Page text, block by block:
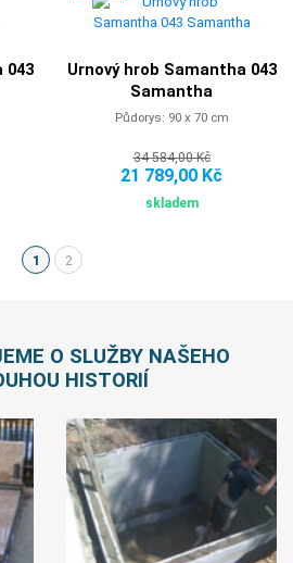
043
Urnový hrob Samantha 043
Samantha
Půdorys: 90 x 70 cm
34 584,00 Kč
21 789,00 Kč
skladem
1(aktuální)
2
O SLUŽBY NAŠEHO
HISTORIÍ